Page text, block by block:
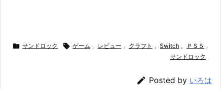
 サンドロック  ゲーム , レビュー , クラフト , Switch , ＰＳ５ ,
サンドロック
 Posted by いろは